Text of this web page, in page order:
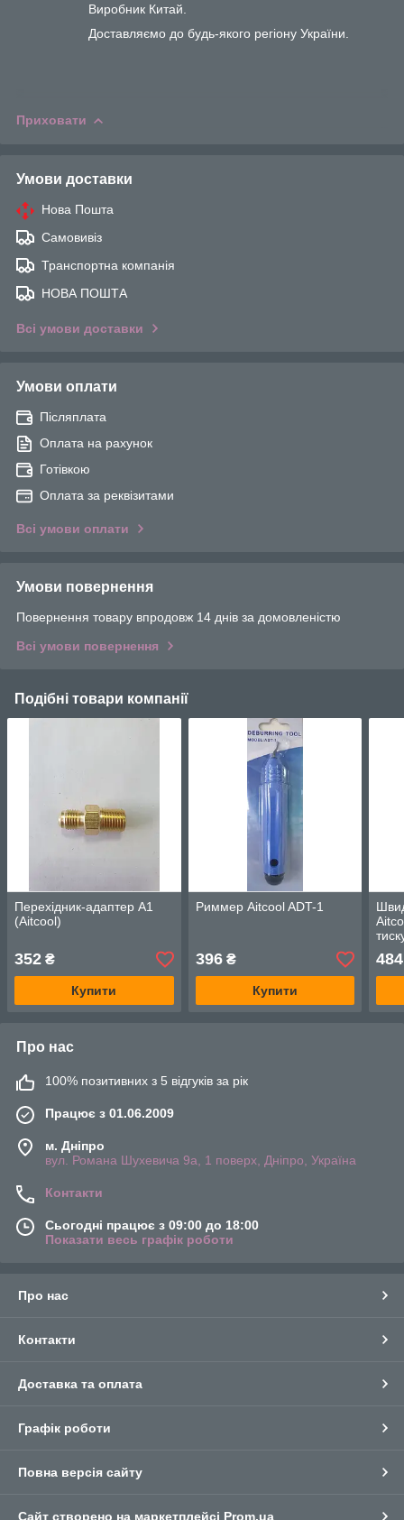
Виробник Китай.
Доставляємо до будь-якого регіону України.
Приховати
Умови доставки
Нова Пошта
Самовивіз
Транспортна компанія
НОВА ПОШТА
Всі умови доставки
Умови оплати
Післяплата
Оплата на рахунок
Готівкою
Оплата за реквізитами
Всі умови оплати
Умови повернення
Повернення товару впродовж 14 днів за домовленістю
Всі умови повернення
Подібні товари компанії
Перехідник-адаптер А1
(Aitcool)
352 ₴
Купити
Риммер Aitcool ADT-1
396₴
Купити
484
Про нас
100% позитивних з 5 відгуків за рік
Працює з 01.06.2009
м. Дніпро
вул. Романа Шухевича 9а, 1 поверх, Дніпро, Україна
Контакти
Сьогодні працює з 09:00 до 18:00
Показати весь графік роботи
Про нас
Контакти
Доставка та оплата
Графік роботи
Повна версія сайту
Сайт створено на маркетплейсі Prom.ua